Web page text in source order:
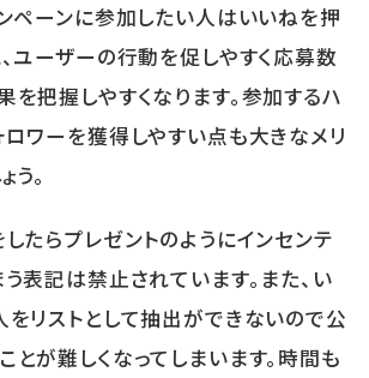
ンペーンに参加したい人はいいねを押
、ユーザーの行動を促しやすく応募数
を把握しやすくなります。参加するハ
ロワーを獲得しやすい点も大きなメリ
う。
たらプレゼントのようにインセンテ
表記は禁止されています。また、い
をリストとして抽出ができないので公
とが難しくなってしまいます。時間も